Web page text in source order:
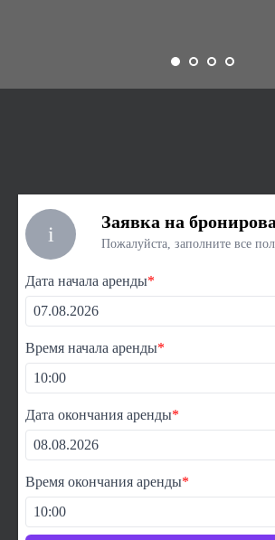
i
Заявка на
Пожалуйста, заполните все
Дата начала аренды*
Время начала аренды*
Дата окончания аренды*
Время окончания аренды*